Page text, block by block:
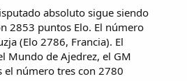
absoluto sigue siendo
2853 puntos Elo. El número
(Elo 2786, Francia). El
Mundo de Ajedrez, el GM
el número tres con 2780